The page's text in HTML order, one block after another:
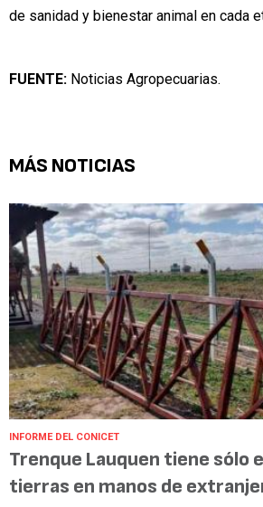
de sanidad y bienestar animal en cada
FUENTE: Noticias Agropecuarias.
MÁS NOTICIAS
INFORME DEL CONICET
Trenque Lauquen tiene sólo
tierras en manos de